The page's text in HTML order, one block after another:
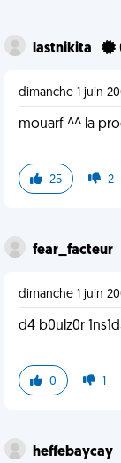
lastnikita
dimanche 1 juin
mouarf ^^ la
25 2
fear_facteur
dimanche 1 juin
d4 b0ulz0r
0 1
heffebaycay